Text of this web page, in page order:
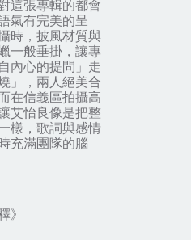
這張專輯的都會
氣有完美的呈
時，披風材質與
一般垂掛，讓專
內心的提問」走
」，兩人絕美合
在信義區拍攝高
艾怡良像是把整
樣，歌詞與感情
充滿團隊的腦
》